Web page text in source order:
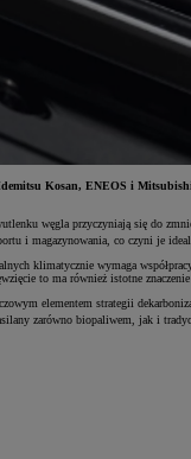
Kosan, ENEOS i
węgla przyczyniają się do
i magazynowania, co czyni je
klimatycznie wymaga
to ma również istotne
elementem strategii
zarówno biopaliwem, jak i